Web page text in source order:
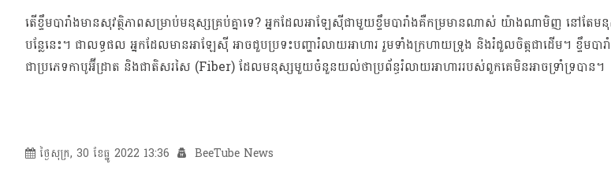
តើខ្ទឹមបារាំងមានសុវត្ថិភាពសម្រាប់មនុស្សគ្រប់គ្នាទេ? អ្នកដែលអាឡែស៊ីជាមួយខ្ទឹមបារាំងគឺកម្រមានណាស់ យ៉ាងណាមិញ នៅតែ
បន្លែនេះ។ ជាលទ្ធផល អ្នកដែលមានអាឡែស៊ី អាចជួបប្រទះបញ្ហារំលាយអាហារ រួមទាំងក្រហាយទ្រូង និងរំជួលចិត្តជាដើម។ ខ្ទឹមបា
ជាប្រភេទកាបូអ៊ីដ្រាត និងជាតិសរសៃ (Fiber) ដែលមនុស្សមួយចំនួនយល់ថាប្រព័ន្ធរំលាយអាហាររបស់ពួកគេមិនអាចទ្រាំទ្របាន។
ថ្ងៃសុក្រ, 30 ខែធ្នូ 2022 13:36 BeeTube News